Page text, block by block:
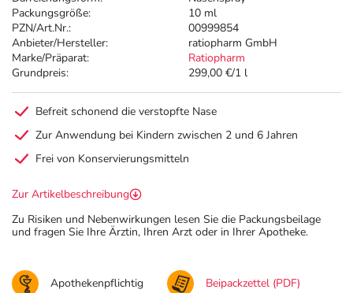
Packungsgröße:
10 ml
PZN/Art.Nr.:
00999854
Anbieter/Hersteller:
ratiopharm GmbH
Marke/Präparat:
Ratiopharm
Grundpreis:
299,00 €/1 l
Befreit schonend die verstopfte Nase
Zur Anwendung bei Kindern zwischen 2 und 6 Jahren
Frei von Konservierungsmitteln
Zur Artikelbeschreibung
Zu Risiken und Nebenwirkungen lesen Sie die Packungsbeilage
und fragen Sie Ihre Ärztin, Ihren Arzt oder in Ihrer Apotheke.
Apothekenpflichtig Beipackzettel (PDF)